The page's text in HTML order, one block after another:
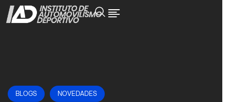
BLOGS NOVEDADES